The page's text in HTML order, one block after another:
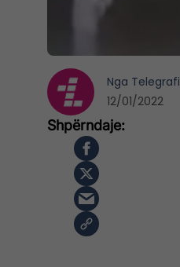
Nga Telegrafi
12/01/2022